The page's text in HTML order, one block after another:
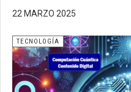
22 MARZO 2025
TECNOLOGÍA